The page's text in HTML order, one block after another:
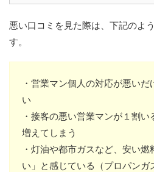
悪い口コミを見た際は、下記のよ
す。
・営業マン個人の対応が悪い
い
・接客の悪い営業マンが１割
増えてしまう
・灯油や都市ガスなど、安い
い」と感じている（プロパン